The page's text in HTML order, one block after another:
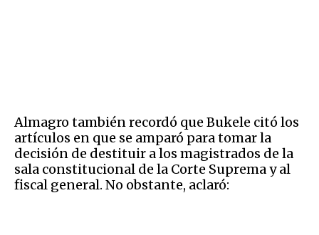
Almagro también recordó que Bukele citó los
artículos en que se amparó para tomar la
decisión de destituir a los magistrados de la
sala constitucional de la Corte Suprema y al
fiscal general. No obstante, aclaró: